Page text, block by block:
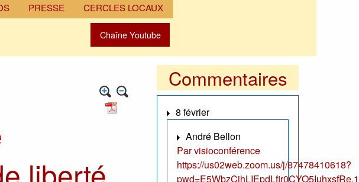
PRESSE CERCLES LOCAUX
Chaîne Youtube
Commentaires
8 février
André Bellon
Par visioconférence
https://us02web.zoom.us/j/87478410618?